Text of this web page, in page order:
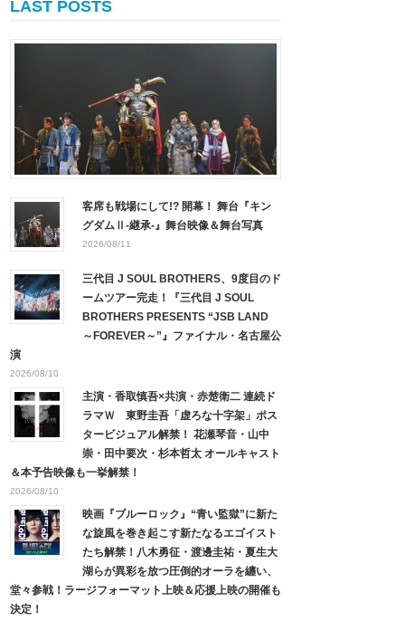
LAST POSTS
客席も戦場にして!? 開幕！ 舞台『キン
グダムⅡ-継承-』舞台映像＆舞台写真
2026/08/11
三代目 J SOUL BROTHERS、9度目のド
ームツアー完走！『三代目 J SOUL
BROTHERS PRESENTS “JSB LAND
～FOREVER～”』ファイナル・名古屋公
演
2026/08/10
主演・香取慎吾×共演・赤楚衛二 連続ド
ラマＷ 東野圭吾「虚ろな十字架」ポス
タービジュアル解禁！ 花瀬琴音・山中
崇・田中要次・杉本哲太 オールキャスト
＆本予告映像も一挙解禁！
2026/08/10
映画『ブルーロック』“青い監獄”に新た
な旋風を巻き起こす新たなるエゴイスト
たち解禁！八木勇征・渡邊圭祐・夏生大
湖らが異彩を放つ圧倒的オーラを纏い、
堂々参戦！ラージフォーマット上映＆応援上映の開催も
決定！